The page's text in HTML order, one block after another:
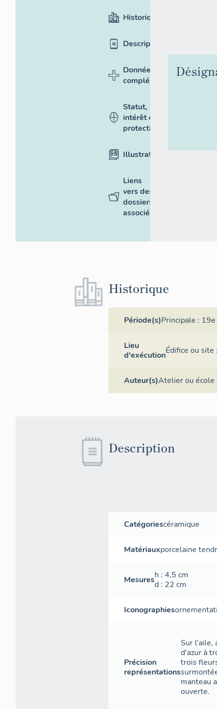
Historique
Description
Données
complémentaires
Statut,
intérêt et
protection
Illustrations
Liens
vers des
dossiers
associés
Historique
Période(s)Principale :
Lieu
d'exécutionÉdifice ou
Auteur(s)Atelier ou
Description
Catégoriescéramique
Matériauxporcelaine
Mesuresh : 4,5 cm
d : 22 cm
Iconographies
Précision
représentations
Sur l'aile,
d'azur à
trois
manteau
ouverte.